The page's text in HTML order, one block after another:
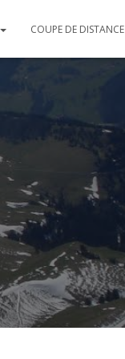
COUPE DE DISTANCE